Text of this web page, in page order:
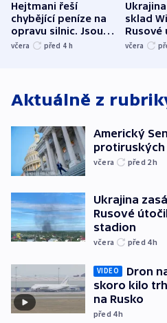
Hejtmani řeší
chybějící peníze na
opravu silnic. Jsou
nenárokové, namítá
včera před 4 h
sklad
Rusové
trh,
včera
Aktuálně z
Americký
protiruských
včera před 2h
Ukrajina
Rusové
stadion
včera před 4h
VIDEO
Dron
skoro kilo
na Rusko
před 4h